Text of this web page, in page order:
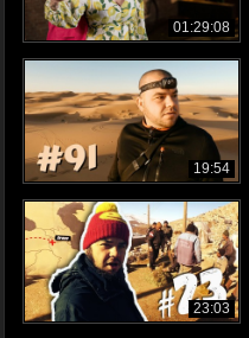
01:29:08
19:54
23:03